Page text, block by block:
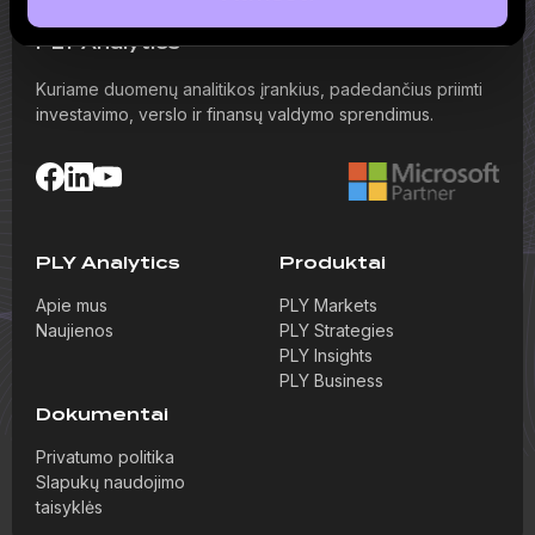
PLY Analytics
Kuriame duomenų analitikos įrankius, padedančius priimti
investavimo, verslo ir finansų valdymo sprendimus.
PLY Analytics
Apie mus
Naujienos
Produktai
PLY Markets
PLY Strategies
PLY Insights
PLY Business
Dokumentai
Privatumo politika
Slapukų naudojimo
taisyklės